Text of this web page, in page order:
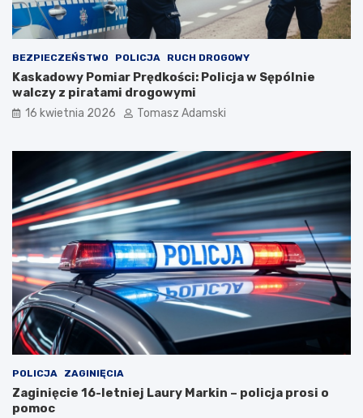
BEZPIECZEŃSTWO POLICJA RUCH DROGOWY
Kaskadowy Pomiar Prędkości: Policja w Sępólnie
walczy z piratami drogowymi
16 kwietnia 2026 Tomasz Adamski
POLICJA ZAGINIĘCIA
Zaginięcie 16-letniej Laury Markin – policja prosi o
pomoc